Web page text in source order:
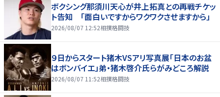
ボクシング那須川天心が井上拓真との再戦チケッ
ト告知 「面白いですからワクワクさせますから」
2026/08/07 12:52相撲格闘技
９日からスタート猪木VSアリ写真展「日本のお盆
はボンバイエ」弟・猪木啓介氏らがみどころ解説
2026/08/07 11:52相撲格闘技